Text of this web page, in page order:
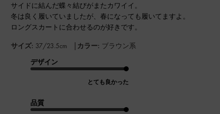
サイドに結んだ蝶々結びがまたカワイイ。
冬は良く履いていましたが、春になっても履いてますよ。
ロングスカートに合わせるのが好きです。
サイズ: 37/23.5cm | カラー: ブラウン系
デザイン
とても良かった
品質